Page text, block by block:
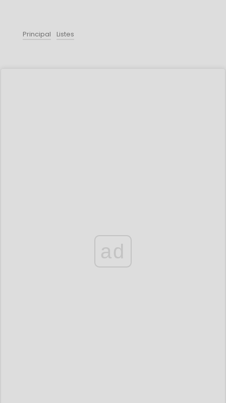
Principal Listes
ad